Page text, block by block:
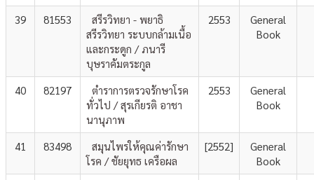
39 81553
สรีรวิทยา - พยาธิ
สรีรวิทยา ระบบกล้ามเนื้อ
และกระดูก / ภนารี
บุษราคัมตระกูล
2553
General
Book
40 82197
ตำราการตรวจรักษาโรค
ทั่วไป / สุรเกียรติ อาชา
นานุภาพ
2553
General
Book
41 83498
สมุนไพรให้คุณค่ารักษา
โรค / ชัยยุทธ เครือผล
[2552]
General
Book